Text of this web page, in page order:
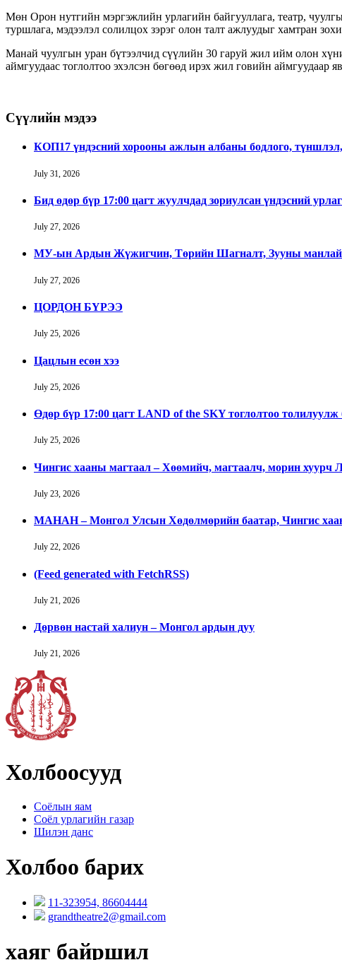
Мөн Орон нутгийн мэргэжлийн урлагийн байгууллага, театр,
туршлага, мэдээлэл солилцох зэрэг олон талт ажлуудыг хамтран
Манай чуулгын уран бүтээлчид сүүлийн 30 гаруй жил ийм олон
аймгуудаас тоглолтоо эхэлсэн бөгөөд ирэх жил говийн аймгуудаар
Сүүлийн мэдээ
КОП17 үндэсний хорооны ажлын албаны бодлого,
July 31, 2026
Бид өдөр бүр 17:00 цагт жуулчдад зориулсан үндэсний
July 27, 2026
МУ-ын Ардын Жүжигчин, Төрийн Шагналт, Зууны манлай
July 27, 2026
ЦОРДОН БҮРЭЭ
July 25, 2026
Цацлын есөн хээ
July 25, 2026
Өдөр бүр 17:00 цагт LAND of the SKY тоглолтоо толилуулж
July 25, 2026
Чингис хааны магтаал – Хөөмийч, магтаалч, морин
July 23, 2026
МАНАН – Монгол Улсын Хөдөлмөрийн баатар, Чингис
July 22, 2026
(Feed generated with FetchRSS)
July 21, 2026
Дөрвөн настай халиун – Монгол ардын дуу
July 21, 2026
Холбоосууд
Соёлын яам
Соёл урлагийн газар
Шилэн данс
Холбоо барих
11-323954, 86604444
grandtheatre2@gmail.com
хаяг байршил